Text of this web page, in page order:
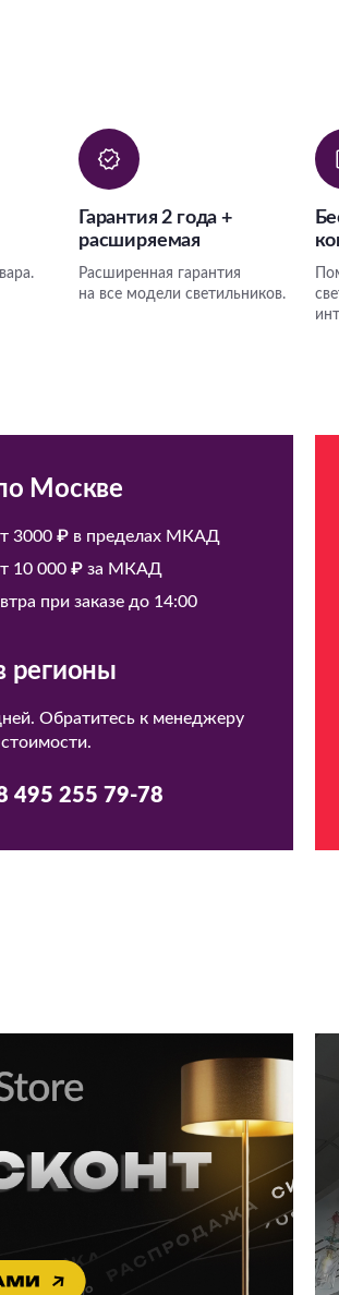
Гарантия 2 года +
расширяемая
Расширенная гарантия
на все модели светильников.
Москве
3000 ₽ в пределах МКАД
10 000 ₽ за МКАД
при заказе до 14:00
регионы
Обратитесь к менеджеру
495 255 79-78